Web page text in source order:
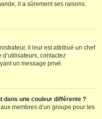
il a sûrement ses raisons.
il leur est attribué un chef
contactez
un message privé.
dans une couleur différente ?
membres d’un groupe pour les